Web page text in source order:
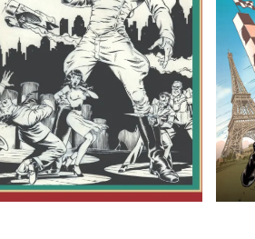
Eisner Awards 2026
الاعلان عن السلسلة القصيرة Alien Vs. X-
Men
تفاصيل احتفالية العدد 1000 من سلسلة
The Amazing Spider-Man